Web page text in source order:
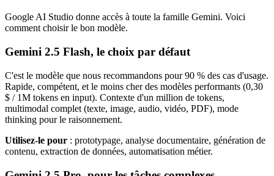
Google AI Studio donne accès à toute la famille Gemini. Voici
comment choisir le bon modèle.
Gemini 2.5 Flash, le choix par défaut
C'est le modèle que nous recommandons pour 90 % des cas d'usage.
Rapide, compétent, et le moins cher des modèles performants (0,30
$ / 1M tokens en input). Contexte d'un million de tokens,
multimodal complet (texte, image, audio, vidéo, PDF), mode
thinking pour le raisonnement.
Utilisez-le pour : prototypage, analyse documentaire, génération de
contenu, extraction de données, automatisation métier.